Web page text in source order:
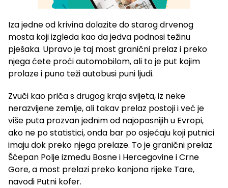
Iza jedne od krivina dolazite do starog drvenog
mosta koji izgleda kao da jedva podnosi težinu
pješaka. Upravo je taj most granični prelaz i preko
njega ćete proći automobilom, ali to je put kojim
prolaze i puno teži autobusi puni ljudi.
Zvuči kao priča s drugog kraja svijeta, iz neke
nerazvijene zemlje, ali takav prelaz postoji i već je
više puta prozvan jednim od najopasnijih u Evropi,
ako ne po statistici, onda bar po osjećaju koji putnici
imaju dok preko njega prelaze. To je granični prelaz
Šćepan Polje između Bosne i Hercegovine i Crne
Gore, a most prelazi preko kanjona rijeke Tare,
navodi Putni kofer.